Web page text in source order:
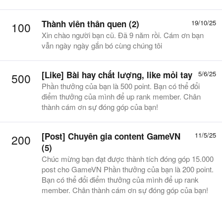
100 19/10/25
Thành viên thân quen (2)
Xin chào người bạn cũ. Đã 9 năm rồi. Cám ơn bạn
vẫn ngày ngày gắn bó cùng chúng tôi
500 5/6/25
[Like] Bài hay chất lượng, like mỏi tay
Phần thưởng của bạn là 500 point. Bạn có thể đổi
điểm thưởng của mình để up rank member. Chân
thành cám ơn sự đóng góp của bạn!
200 11/5/25
[Post] Chuyên gia content GameVN
(5)
Chúc mừng bạn đạt được thành tích đóng góp 15.000
post cho GameVN Phần thưởng của bạn là 200 point.
Bạn có thể đổi điểm thưởng của mình để up rank
member. Chân thành cám ơn sự đóng góp của bạn!